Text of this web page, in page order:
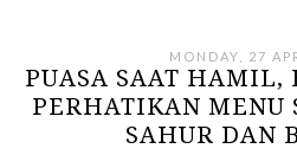
MONDAY, 27
PUASA SAAT HAMIL,
PERHATIKAN MENU
SAHUR DAN